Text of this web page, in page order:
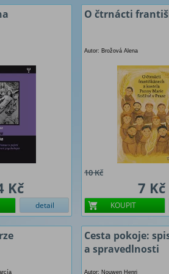
Kč
detail
O čtrnácti
Autor: Brožová Alena
10 Kč
7 Kč
KOUPIT
Cesta pokoje:
a spravedlnosti
Autor: Nouwen Henri